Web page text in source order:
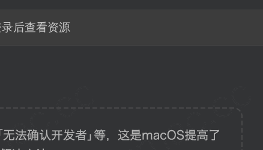
后查看资源